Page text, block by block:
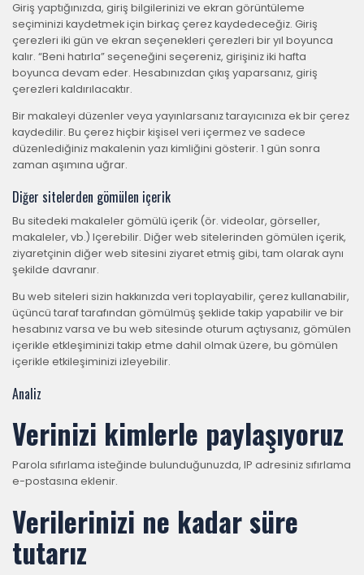
Giriş yaptığınızda, giriş bilgilerinizi ve ekran görüntüleme
seçiminizi kaydetmek için birkaç çerez kaydedeceğiz. Giriş
çerezleri iki gün ve ekran seçenekleri çerezleri bir yıl boyunca
kalır. “Beni hatırla” seçeneğini seçereniz, girişiniz iki hafta
boyunca devam eder. Hesabınızdan çıkış yaparsanız, giriş
çerezleri kaldırılacaktır.
Bir makaleyi düzenler veya yayınlarsanız tarayıcınıza ek bir çerez
kaydedilir. Bu çerez hiçbir kişisel veri içermez ve sadece
düzenlediğiniz makalenin yazı kimliğini gösterir. 1 gün sonra
zaman aşımına uğrar.
Diğer sitelerden gömülen içerik
Bu sitedeki makaleler gömülü içerik (ör. videolar, görseller,
makaleler, vb.) Içerebilir. Diğer web sitelerinden gömülen içerik,
ziyaretçinin diğer web sitesini ziyaret etmiş gibi, tam olarak aynı
şekilde davranır.
Bu web siteleri sizin hakkınızda veri toplayabilir, çerez kullanabilir,
üçüncü taraf tarafından gömülmüş şeklide takip yapabilir ve bir
hesabınız varsa ve bu web sitesinde oturum açtıysanız, gömülen
içerikle etkleşiminizi takip etme dahil olmak üzere, bu gömülen
içerikle etkileşiminizi izleyebilir.
Analiz
Verinizi kimlerle paylaşıyoruz
Parola sıfırlama isteğinde bulunduğunuzda, IP adresiniz sıfırlama
e-postasına eklenir.
Verilerinizi ne kadar süre
tutarız